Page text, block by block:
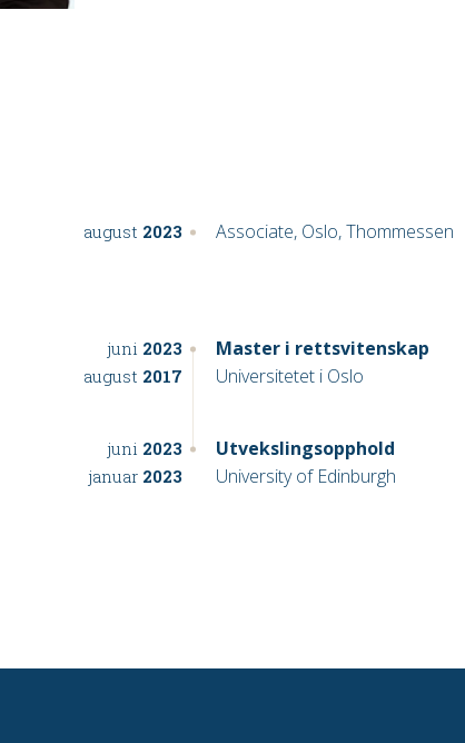
august 2023 Associate, Oslo, Thommessen
juni 2023
august 2017
Master i rettsvitenskap
Universitetet i Oslo
juni 2023
januar 2023
Utvekslingsopphold
University of Edinburgh